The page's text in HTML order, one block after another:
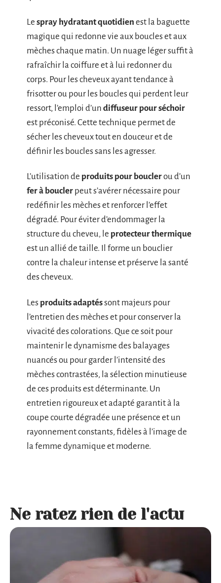
Le spray hydratant quotidien est la baguette
magique qui redonne vie aux boucles et aux
mèches chaque matin. Un nuage léger suffit à
rafraîchir la coiffure et à lui redonner du
corps. Pour les cheveux ayant tendance à
frisotter ou pour les boucles qui perdent leur
ressort, l’emploi d’un diffuseur pour séchoir
est préconisé. Cette technique permet de
sécher les cheveux tout en douceur et de
définir les boucles sans les agresser.
L’utilisation de produits pour bouclerou d’un
fer à boucler peut s’avérer nécessaire pour
redéfinir les mèches et renforcer l’effet
dégradé. Pour éviter d’endommager la
structure du cheveu, le protecteur thermique
est un allié de taille. Il forme un bouclier
contre la chaleur intense et préserve la santé
des cheveux.
Les produits adaptéssont majeurs pour
l’entretien des mèches et pour conserver la
vivacité des colorations. Que ce soit pour
maintenir le dynamisme des balayages
nuancés ou pour garder l’intensité des
mèches contrastées, la sélection minutieuse
de ces produits est déterminante. Un
entretien rigoureux et adapté garantit à la
coupe courte dégradée une présence et un
rayonnement constants, fidèles à l’image de
la femme dynamique et moderne.
Ne ratez rien de l'actu